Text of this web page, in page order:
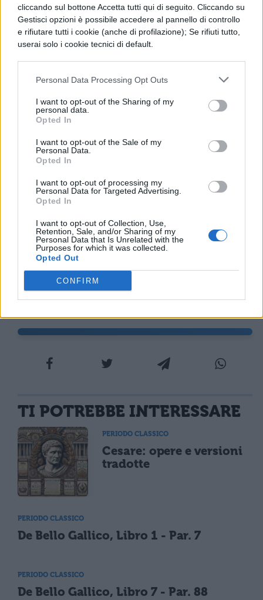
cliccando sul bottone Accetta tutti qui di seguito. Cliccando su
Gestisci opzioni è possibile accedere al pannello di controllo
e rifiutare tutti i cookie (anche di profilazione); Se rifiuti tutto,
userai solo i cookie tecnici di default.
Personal Data Processing Opt Outs
I want to opt-out of the Sharing of my
personal data.
Opted In
I want to opt-out of the Sale of my
Personal Data.
Opted In
I want to opt-out of processing my
Personal Data for Targeted Advertising.
Opted In
I want to opt-out of Collection, Use,
Retention, Sale, and/or Sharing of my
Personal Data that Is Unrelated with the
Purposes for which it was collected.
Opted Out
CONFIRM
nel furto o nella rapina o colpevoli di
qualcosa, ritengono siano più graditi agli
dei immortali. Ma quando manca la
disponibilità di tal genere, ricorrono anche
a sacrifici di innocenti.
GAIO GIULIO CESARE: VERSIONI
TRADOTTE E OPERE
Scopri tutte le risorse per lo studio e la
traduzione delle versioni di Giulio Cesare:
De Bello Civili Giulio Cesare: versioni
tradotte
De Bello Gallico Giulio Cesare: versioni
tradotte
TI POTREBBE INTERESSARE
PERIODO CLASSICO
Cesare: opere e versioni
tradotte
PERIODO CLASSICO
De Bello Gallico, Libro 1 - Par. 7
PERIODO CLASSICO
De Bello Gallico, Libro 7 - Par. 88